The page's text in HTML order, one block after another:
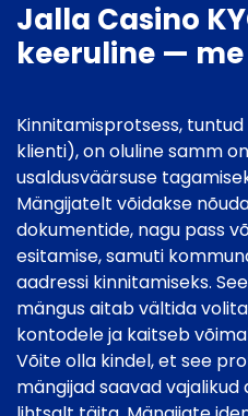
Jalla Casino
keeruline —
Kinnitamisprotsess, tuntud
klienti), on oluline samm
usaldusväärsuse
Mängijatelt võidakse
dokumentide, nagu pass
esitamise, samuti
aadressi kinnitamiseks.
mängus aitab vältida
kontodele ja kaitseb
Võite olla kindel, et see
mängijad saavad